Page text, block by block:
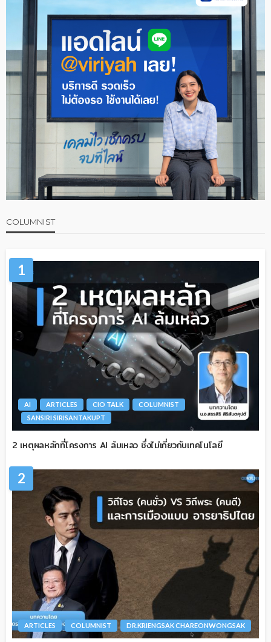
COLUMNIST
1
AI ARTICLES CIO TALK
COLUMNIST
SANSIRI SIRISANTAKUPT
2 เหตุผลหลักที่โครงการ AI ล้มเหลว ซึ่งไม่เกี่ยวกับเทคโนโลยี
2
ARTICLES COLUMNIST DR.KRIENGSAK CHAREONWONGSAK